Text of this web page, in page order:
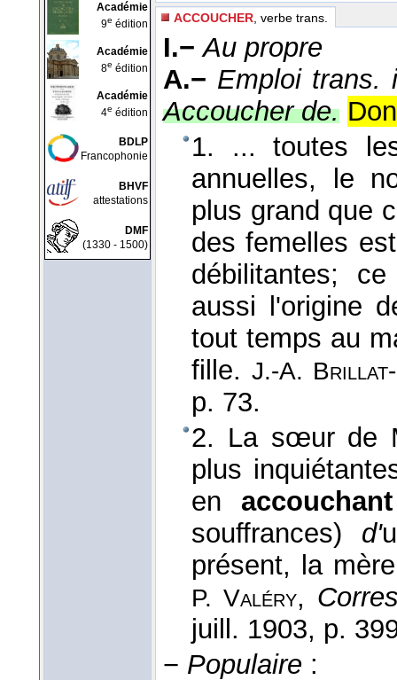
Académie
9e édition
Académie
8e édition
Académie
4e édition
BDLP
Francophonie
BHVF
attestations
DMF
(1330 - 1500)
ACCOUCHER , verbe trans.
I.− Au propre
A.− Emploi trans.
Accoucher de.
1. ... toutes
annuelles, le
plus grand que
des femelles
débilitantes;
aussi l'origine
tout temps au
fille.J.-A. Brillat-
p. 73.
2. La sœur de
plus
en
souffrances) d'
présent, la
P. Valéry,
juill. 1903, p.
− Populaire :